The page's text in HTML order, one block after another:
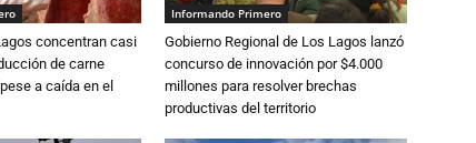
concentran casi
de carne
a caída en el
Informando Primero
Gobierno Regional de Los Lagos lanzó
concurso de innovación por $4.000
millones para resolver brechas
productivas del territorio